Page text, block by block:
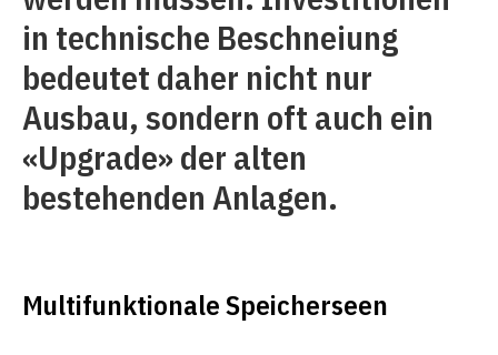
in technische Beschneiung
bedeutet daher nicht nur
Ausbau, sondern oft auch ein
«Upgrade» der alten
bestehenden Anlagen.
Multifunktionale Speicherseen